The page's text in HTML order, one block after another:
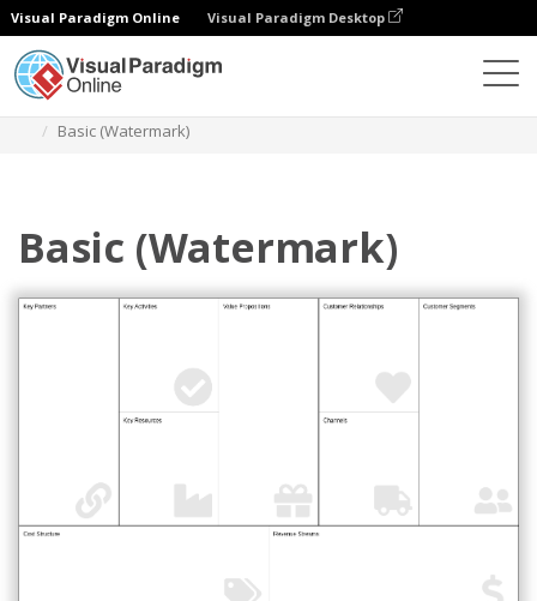
Visual Paradigm Online Visual Paradigm Desktop
Basic (Watermark)
Basic (Watermark)